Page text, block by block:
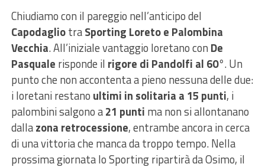
Chiudiamo con il pareggio nell’anticipo del
CapodagliotraSporting Loreto e Palombina
Vecchia. All’iniziale vantaggio loretano con De
Pasquale risponde il rigore di Pandolfi al 60°. Un
punto che non accontenta a pieno nessuna delle due:
i loretani restano ultimi in solitaria a 15 punti, i
palombini salgono a21 punti ma non si allontanano
dallazona retrocessione, entrambe ancora in cerca
di una vittoria che manca da troppo tempo. Nella
prossima giornata lo Sporting ripartirà da Osimo, il